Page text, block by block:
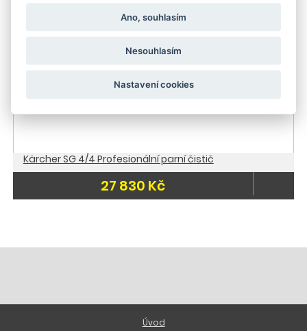
Kärcher SG 4/4 Profesionální parní čistič
27 830 Kč
Úvod
Ano, souhlasím
Nesouhlasím
Nastavení cookies